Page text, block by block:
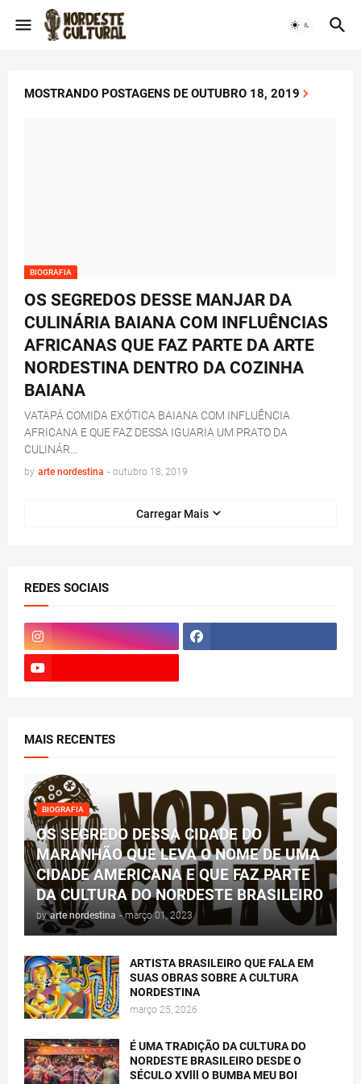
MOSTRANDO POSTAGENS DE OUTUBRO 18, 2019
BIOGRAFIA
OS SEGREDOS DESSE MANJAR DA
CULINÁRIA BAIANA COM INFLUÊNCIAS
AFRICANAS QUE FAZ PARTE DA ARTE
NORDESTINA DENTRO DA COZINHA
BAIANA
VATAPÁ COMIDA EXÓTICA BAIANA COM INFLUÊNCIA
AFRICANA E QUE FAZ DESSA IGUARIA UM PRATO DA
CULINÁR…
by arte nordestina - outubro 18, 2019
Carregar Mais
REDES SOCIAIS
MAIS RECENTES
BIOGRAFIA
OS SEGREDO DESSA CIDADE DO
MARANHÃO QUE LEVA O NOME DE UMA
CIDADE AMERICANA E QUE FAZ PARTE
DA CULTURA DO NORDESTE BRASILEIRO
by arte nordestina - março 01, 2023
ARTISTA BRASILEIRO QUE FALA EM
SUAS OBRAS SOBRE A CULTURA
NORDESTINA
março 25, 2026
É UMA TRADIÇÃO DA CULTURA DO
NORDESTE BRASILEIRO DESDE O
SÉCULO XVlll O BUMBA MEU BOI